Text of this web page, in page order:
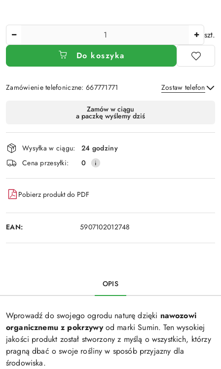
szt.
Do koszyka
Zamówienie telefoniczne: 667771771 Zostaw telefon
Wyślij
dostawa
Zamów w ciągu
a paczkę wyślemy dziś
Wysyłka w ciągu:
24 godziny
Cena przesyłki:
0
Pobierz produkt do PDF
EAN: 5907102012748
OPIS
Wprowadź do swojego ogrodu naturę dzięki nawozowi
organicznemu z pokrzywyod marki Sumin. Ten wysokiej
jakości produkt został stworzony z myślą o wszystkich, którzy
pragną dbać o swoje rośliny w sposób przyjazny dla
środowiska.